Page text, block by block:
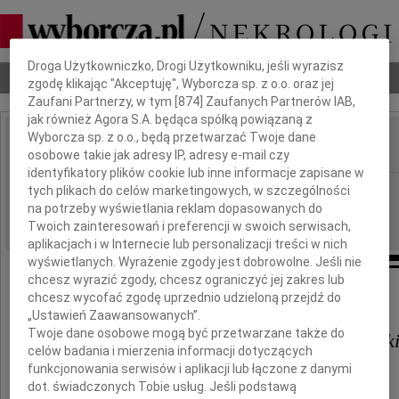
Nekrologi Odeszli Poradnik pogrzebowy
IMIĘ I NAZWISKO:
REGION: Kielce
DATA EMISJI: 11.09.2020
Wyrazy najszczerszego współczucia
Monice Durnaś i Damianowi
z powodu śmierci
Dbamy o Twoją prywatność
Droga Użytkowniczko, Drogi Użytkowniku, jeśli wyrazisz
zgodę klikając "Akceptuję", Wyborcza sp. z o.o. oraz jej
Zaufani Partnerzy, w tym [874 ] Zaufanych Partnerów IAB,
jak również Agora S.A. będąca spółką powiązaną z
Wyborcza sp. z o.o., będą przetwarzać Twoje dane
osobowe takie jak adresy IP, adresy e-mail czy
identyfikatory plików cookie lub inne informacje zapisane w
tych plikach do celów marketingowych, w szczególności
na potrzeby wyświetlania reklam dopasowanych do
Twoich zainteresowań i preferencji w swoich serwisach,
aplikacjach i w Internecie lub personalizacji treści w nich
wyświetlanych. Wyrażenie zgody jest dobrowolne. Jeśli nie
chcesz wyrazić zgody, chcesz ograniczyć jej zakres lub
chcesz wycofać zgodę uprzednio udzieloną przejdź do
„Ustawień Zaawansowanych”.
Twoje dane osobowe mogą być przetwarzane także do
celów badania i mierzenia informacji dotyczących
funkcjonowania serwisów i aplikacji lub łączone z danymi
dot. świadczonych Tobie usług. Jeśli podstawą